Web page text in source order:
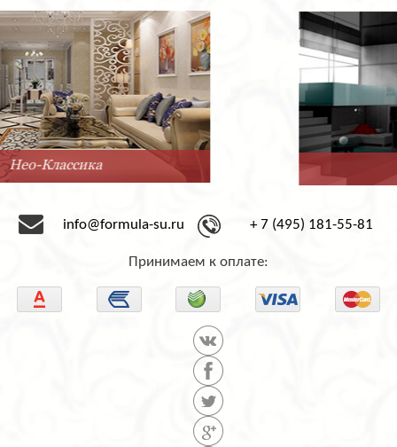
Минимализм
info@formula-su.ru + 7 (495) 181-55-81
Принимаем к оплате: